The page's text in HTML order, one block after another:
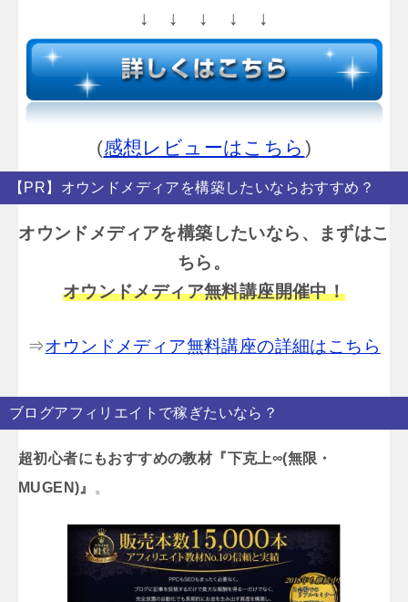
↓ ↓ ↓ ↓ ↓
(感想レビューはこちら )
【PR】オウンドメディアを構築したいならおすすめ？
オウンドメディアを構築したいなら、まずはこ
ちら。
オウンドメディア無料講座開催中！
⇒オウンドメディア無料講座の詳細はこちら
ブログアフィリエイトで稼ぎたいなら？
超初心者にもおすすめの教材『下克上∞(無限・
MUGEN)』
。